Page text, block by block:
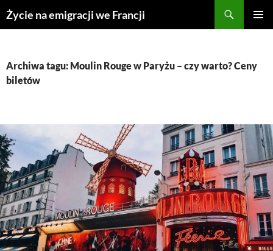
Przejdź
doŻycie na emigracji we Francji
Archiwa tagu: Moulin Rouge w Paryżu – czy warto? Ceny
biletów